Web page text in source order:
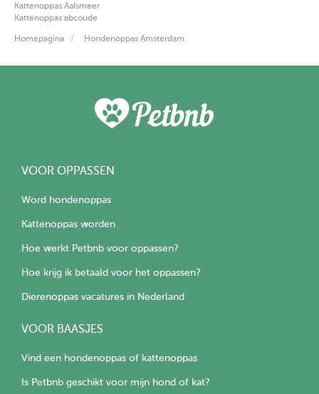
Kattenoppas Aalsmeer
Kattenoppas abcoude
Homepagina Hondenoppas Amsterdam
VOOR OPPASSEN
Word hondenoppas
Kattenoppas worden
Hoe werkt Petbnb voor oppassen?
Hoe krijg ik betaald voor het oppassen?
Dierenoppas vacatures in Nederland
VOOR BAASJES
Vind een hondenoppas of kattenoppas
Is Petbnb geschikt voor mijn hond of kat?